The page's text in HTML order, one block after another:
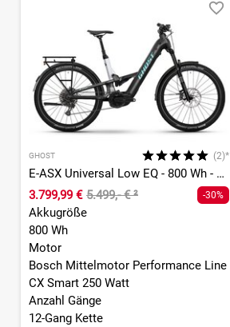
GHOST (2)*
E-ASX Universal Low EQ - 800 Wh - 27,5 Zoll - Fully
3.799,99 € 5.499,- €² -30%
Akkugröße
800 Wh
Motor
Bosch Mittelmotor Performance Line
CX Smart 250 Watt
Anzahl Gänge
12-Gang Kette